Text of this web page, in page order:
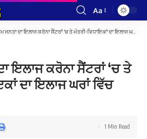
Font
Resizer
Aa
ਜਨਤਾ ਦਾ ਇਲਾਜ ਕਰੋਨਾ ਸੈਂਟਰਾਂ ‘ਚ ਤੇ ਮੰਤਰੀ-ਵਿਧਾਇਕਾਂ ਦਾ ਇਲਾਜ ਘਰਾਂ ਵਿੱਚ ਕਿਉਂ?’
ਇਲਾਜ ਕਰੋਨਾ ਸੈਂਟਰਾਂ ‘ਚ ਤੇ
ਦਾ ਇਲਾਜ ਘਰਾਂ ਵਿੱਚ
1 Min Read